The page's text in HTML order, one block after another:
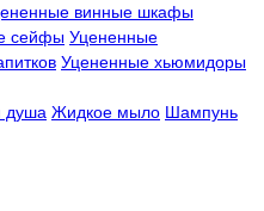
винные шкафы
сейфы Уцененные
Уцененные хьюмидоры
душа Жидкое мыло Шампунь